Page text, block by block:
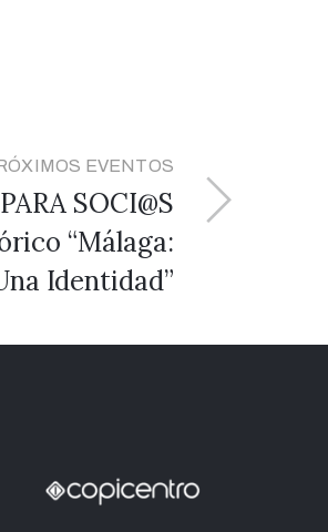
EVENTOS
SOCI@S
“Málaga:
Identidad”